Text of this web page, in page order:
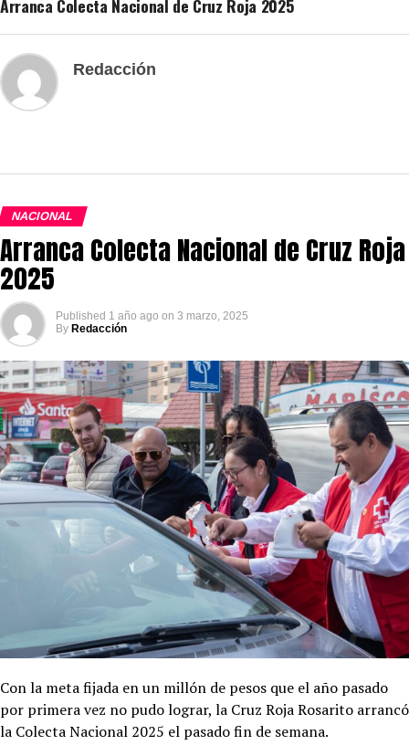
Arranca Colecta Nacional de Cruz Roja 2025
Redacción
NACIONAL
Arranca Colecta Nacional de Cruz Roja
2025
Published 1 año ago on 3 marzo, 2025
By Redacción
Con la meta fijada en un millón de pesos que el año pasado
por primera vez no pudo lograr, la Cruz Roja Rosarito arrancó
la Colecta Nacional 2025 el pasado fin de semana.